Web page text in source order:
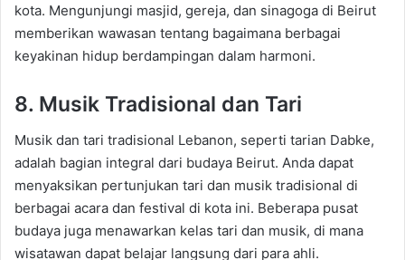
kota. Mengunjungi masjid, gereja, dan sinagoga di Beirut
memberikan wawasan tentang bagaimana berbagai
keyakinan hidup berdampingan dalam harmoni.
8. Musik Tradisional dan Tari
Musik dan tari tradisional Lebanon, seperti tarian Dabke,
adalah bagian integral dari budaya Beirut. Anda dapat
menyaksikan pertunjukan tari dan musik tradisional di
berbagai acara dan festival di kota ini. Beberapa pusat
budaya juga menawarkan kelas tari dan musik, di mana
wisatawan dapat belajar langsung dari para ahli.